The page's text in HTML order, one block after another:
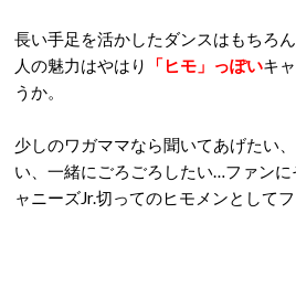
長い手足を活かしたダンスはもちろ
人の魅力はやはり
「ヒモ」っぽいキ
うか。
少しのワガママなら聞いてあげたい
い、一緒にごろごろしたい…ファン
ャニーズJr.切ってのヒモメンとして